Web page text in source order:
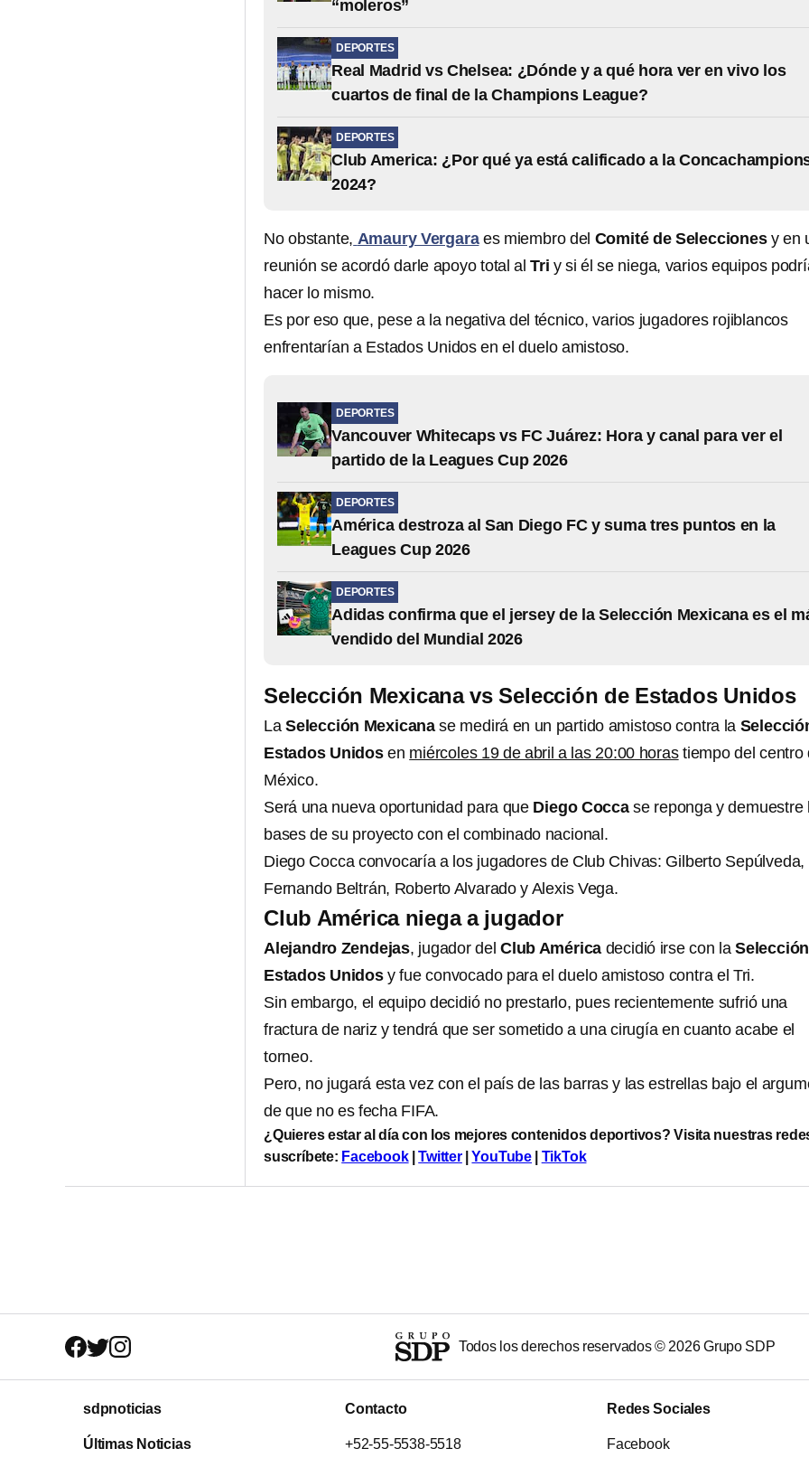
“moleros”
DEPORTES
Real Madrid vs Chelsea: ¿Dónde y a qué hora ver en vivo los
cuartos de final de la Champions League?
DEPORTES
Club America: ¿Por qué ya está calificado a la
2024?
No obstante, Amaury Vergaraes miembro del Comité de Seleccionesy en
reunión se acordó darle apoyo total alTriy si él se niega, varios equipos
hacer lo mismo.
Es por eso que, pese a la negativa del técnico, varios jugadores rojiblancos
enfrentarían a Estados Unidos en el duelo amistoso.
DEPORTES
Vancouver Whitecaps vs FC Juárez: Hora y canal para ver el
partido de la Leagues Cup 2026
DEPORTES
América destroza al San Diego FC y suma tres puntos en la
Leagues Cup 2026
DEPORTES
Adidas confirma que el jersey de la Selección Mexicana es el
vendido del Mundial 2026
Selección Mexicana vs Selección de Estados Unidos
La Selección Mexicana se medirá en un partido amistoso contra la
Estados Unidosen miércoles 19 de abril a las 20:00 horastiempo del centro
México.
Será una nueva oportunidad para que Diego Coccase reponga y demuestre
bases de su proyecto con el combinado nacional.
Diego Cocca convocaría a los jugadores de Club Chivas: Gilberto Sepúlveda,
Fernando Beltrán, Roberto Alvarado y Alexis Vega.
Club América niega a jugador
Alejandro Zendejas, jugador del Club América decidió irse con la
Estados Unidosy fue convocado para el duelo amistoso contra el Tri.
Sin embargo, el equipo decidió no prestarlo, pues recientemente sufrió una
fractura de nariz y tendrá que ser sometido a una cirugía en cuanto acabe el
torneo.
Pero, no jugará esta vez con el país de las barras y las estrellas bajo el
de que no es fecha FIFA.
¿Quieres estar al día con los mejores contenidos deportivos? Visita nuestras
suscríbete: Facebook|Twitter|YouTube TikTok
Todos los derechos reservados © 2026Grupo SDP
sdpnoticias
Últimas Noticias
Contacto
+52-55-5538-5518
Redes Sociales
Facebook